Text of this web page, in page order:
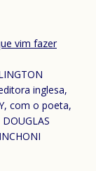
vim fazer
inglesa,
com o poeta,